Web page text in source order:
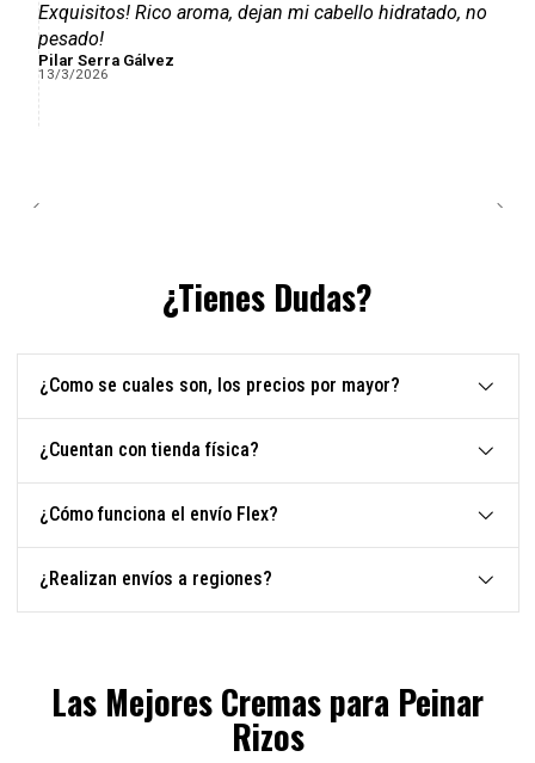
Exquisitos! Rico aroma, dejan mi cabello hidratado, no
pesado!
Pilar Serra Gálvez
13/3/2026
¿Tienes Dudas?
¿Como se cuales son, los precios por mayor?
¿Cuentan con tienda física?
¿Cómo funciona el envío Flex?
¿Realizan envíos a regiones?
Las Mejores Cremas para Peinar
Rizos